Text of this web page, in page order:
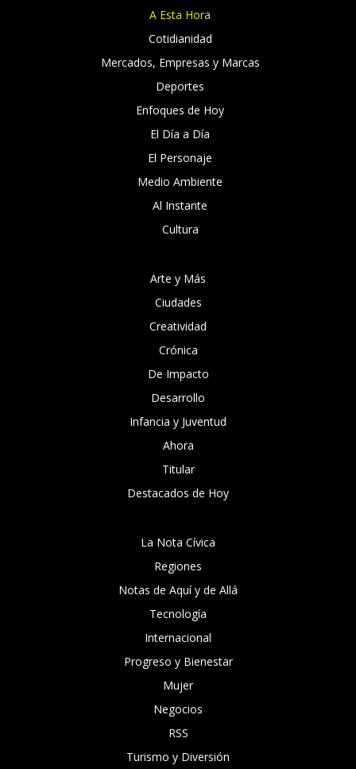
A Esta Hora
Cotidianidad
Mercados, Empresas y Marcas
Deportes
Enfoques de Hoy
El Día a Día
El Personaje
Medio Ambiente
Al Instante
Cultura
Arte y Más
Ciudades
Creatividad
Crónica
De Impacto
Desarrollo
Infancia y Juventud
Ahora
Titular
Destacados de Hoy
La Nota Cívica
Regiones
Notas de Aquí y de Allá
Tecnología
Internacional
Progreso y Bienestar
Mujer
Negocios
RSS
Turismo y Diversión